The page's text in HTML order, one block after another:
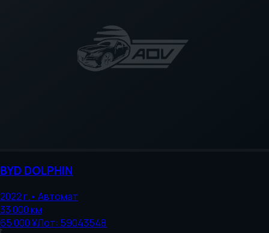
BYD DOLPHIN
2022г.• Автомат
33 000км
65 000 ¥Лот: 59043548